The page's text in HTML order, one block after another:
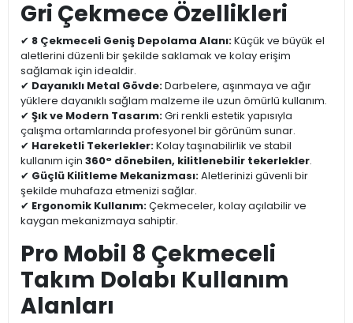
Gri Çekmece Özellikleri
✔ 8 Çekmeceli Geniş Depolama Alanı:Küçük ve büyük el
aletlerini düzenli bir şekilde saklamak ve kolay erişim
sağlamak için idealdir.
✔ Dayanıklı Metal Gövde:Darbelere, aşınmaya ve ağır
yüklere dayanıklı sağlam malzeme ile uzun ömürlü kullanım.
✔ Şık ve Modern Tasarım:Gri renkli estetik yapısıyla
çalışma ortamlarında profesyonel bir görünüm sunar.
✔ Hareketli Tekerlekler:Kolay taşınabilirlik ve stabil
kullanım için 360° dönebilen, kilitlenebilir tekerlekler.
✔ Güçlü Kilitleme Mekanizması:Aletlerinizi güvenli bir
şekilde muhafaza etmenizi sağlar.
✔ Ergonomik Kullanım:Çekmeceler, kolay açılabilir ve
kaygan mekanizmaya sahiptir.
Pro Mobil 8 Çekmeceli
Takım Dolabı Kullanım
Alanları